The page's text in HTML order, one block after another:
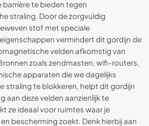
te bieden tegen
straling. Door de zorgvuldig
stof met speciale
vermindert dit gordijn de
velden afkomstig van
zoals zendmasten, wifi-routers,
apparaten die we dagelijks
straling te blokkeren, helpt dit gordijn
aan deze velden aanzienlijk te
ze ideaal voor ruimtes waar je
bescherming zoekt. Denk hierbij aan